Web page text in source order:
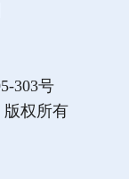
303号
权所有